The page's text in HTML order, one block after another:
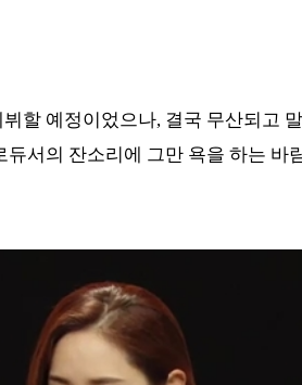
할 예정이었으나, 결국 무산되고
듀서의 잔소리에 그만 욕을 하는 바